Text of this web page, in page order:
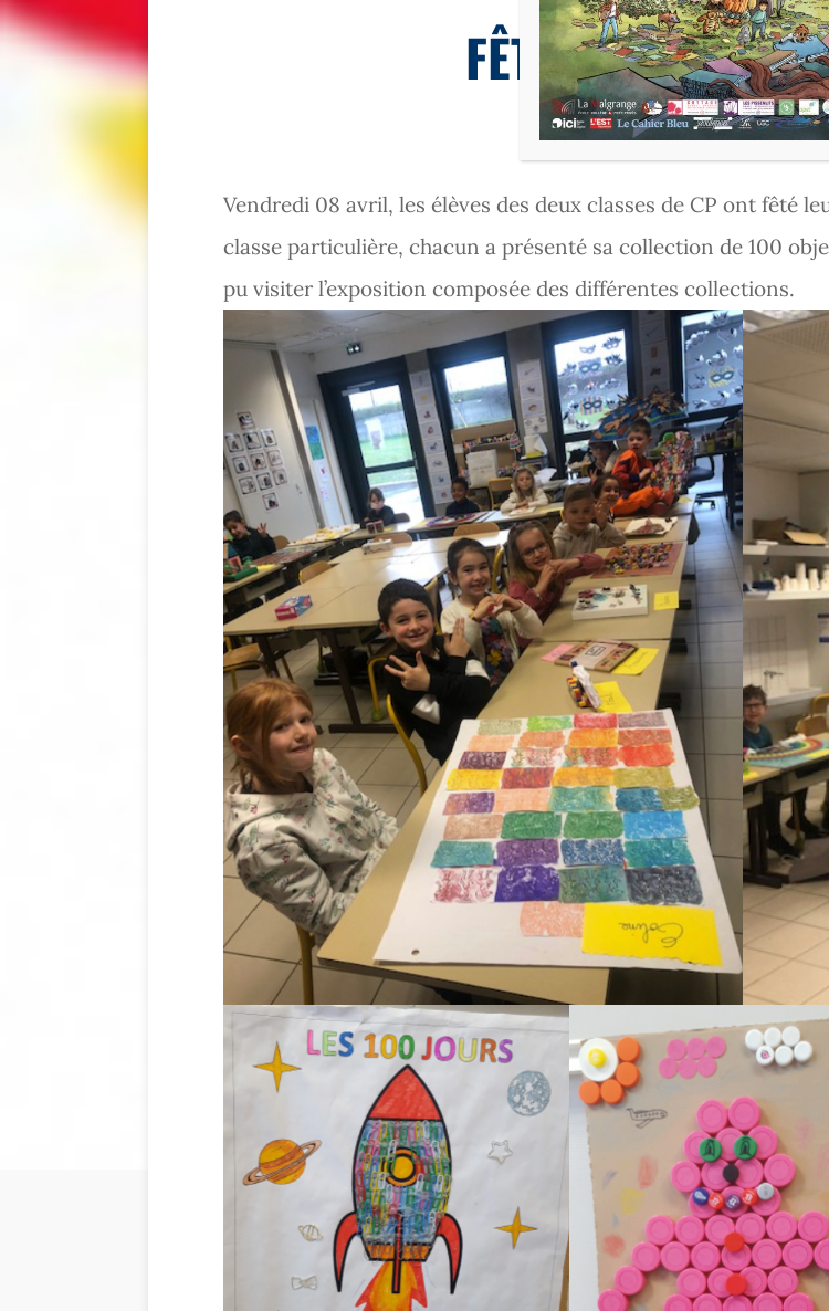
FÊTE DES 100
Vendredi 08 avril, les élèves des deux classes de CP ont fêté
classe particulière, chacun a présenté sa collection de 100
pu visiter l’exposition composée des différentes collections.